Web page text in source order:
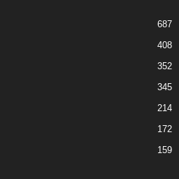
687
408
352
345
214
172
159